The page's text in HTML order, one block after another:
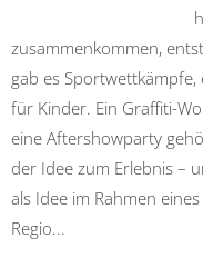
zusammenkommen,
gab es
für Kinder. Ein Graffiti-
eine Aftershowparty
der Idee zum Erlebnis –
als Idee im Rahmen
Regio...